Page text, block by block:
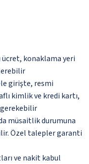
ücret, konaklama yeri
girişte, resmi
kimlik ve kredi kartı,
müsaitlik durumuna
Özel talepler garanti
ve nakit kabul